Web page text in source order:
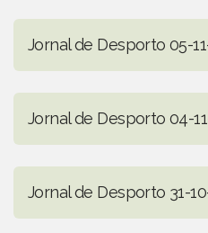
Jornal de Desporto 05-
Jornal de Desporto 04-
Jornal de Desporto 31-